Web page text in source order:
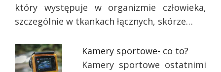
który występuje w organizmie człowieka,
szczególnie w tkankach łącznych, skórze…
Kamery sportowe- co to?
Kamery sportowe ostatnimi